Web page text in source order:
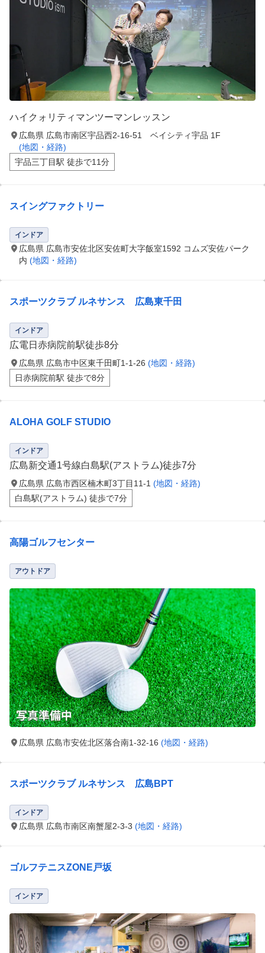
ハイクォリティマンツーマンレッスン
広島県 広島市南区宇品西2-16-51 ベイシティ宇品 1F
(地図・経路)
宇品三丁目駅 徒歩で11分
スイングファクトリー
インドア
広島県 広島市安佐北区安佐町大字飯室1592 コムズ安佐パーク
内 (地図・経路)
スポーツクラブ ルネサンス 広島東千田
インドア
広電日赤病院前駅徒歩8分
広島県 広島市中区東千田町1-1-26 (地図・経路)
日赤病院前駅 徒歩で8分
ALOHA GOLF STUDIO
インドア
広島新交通1号線白島駅(アストラム)徒歩7分
広島県 広島市西区楠木町3丁目11-1 (地図・経路)
白島駅(アストラム) 徒歩で7分
高陽ゴルフセンター
アウトドア
広島県 広島市安佐北区落合南1-32-16 (地図・経路)
スポーツクラブ ルネサンス 広島BPT
インドア
広島県 広島市南区南蟹屋2-3-3 (地図・経路)
ゴルフテニスZONE戸坂
インドア